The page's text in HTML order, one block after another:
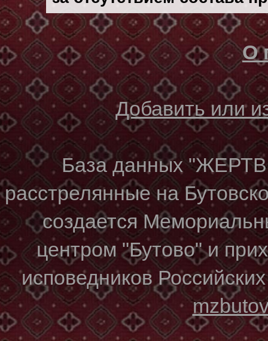
О
Добавить или
База данных
расстрелянные на
создается
центром "Бутово" и
исповедников